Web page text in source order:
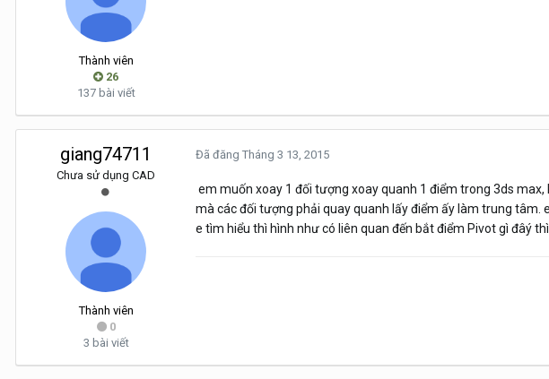
Thành viên
26
137 bài viết
giang74711
Chưa sử dụng CAD
Thành viên
0
3 bài viết
Đã đăng Tháng 3 13, 2015
em muốn xoay 1 đối tượng xoay quanh 1 điểm trong 3ds
mà các đối tượng phải quay quanh lấy điểm ấy làm trung tâm.
e tìm hiểu thì hình như có liên quan đến bắt điểm Pivot gì đâý